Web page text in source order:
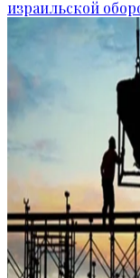
израильской